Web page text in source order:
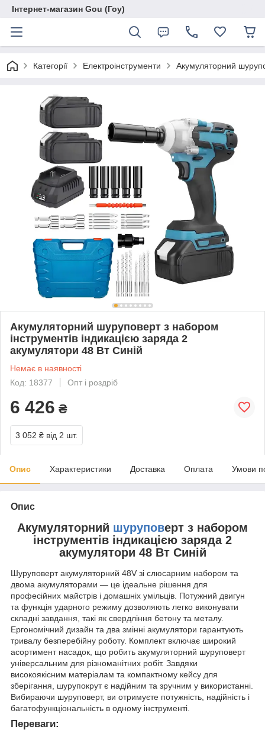
Інтернет-магазин Gou (Гоу)
Категорії Електроінструменти Акумуляторний
Акумуляторний шуруповерт з набором
інструментів індикацією заряда 2
акумулятори 48 Вт Синій
Немає в наявності
Код: 18377
Опт і роздріб
6 426 ₴
3 052 ₴ від 2 шт.
Опис Характеристики Доставка Оплата Умови
Опис
Акумуляторний шуруповерт з набором
інструментів індикацією заряда 2
акумулятори 48 Вт Синій
Шуруповерт акумуляторний 48V зі слюсарним набором та
двома акумуляторами — це ідеальне рішення для
професійних майстрів і домашніх умільців. Потужний двигун
та функція ударного режиму дозволяють легко виконувати
складні завдання, такі як свердління бетону та металу.
Ергономічний дизайн та два змінні акумулятори гарантують
тривалу безперебійну роботу. Комплект включає широкий
асортимент насадок, що робить акумуляторний шуруповерт
універсальним для різноманітних робіт. Завдяки
високоякісним матеріалам та компактному кейсу для
зберігання, шурупокрут є надійним та зручним у використанні.
Вибираючи шуруповерт, ви отримуєте потужність, надійність і
багатофункціональність в одному інструменті.
Переваги: